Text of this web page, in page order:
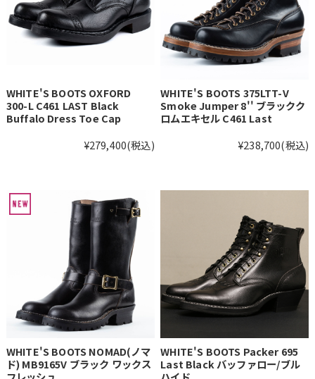
WHITE'S BOOTS OXFORD
300-L C461 LAST Black
Buffalo Dress Toe Cap
¥279,400(税込)
WHITE'S BOOTS 375LTT-V
Smoke Jumper 8'' ブラックク
ロムエキセル C461 Last
¥238,700(税込)
WHITE'S BOOTS NOMAD(ノマ
ド) MB9165V ブラック ワックス
WHITE'S BOOTS Packer 695
Last Black バッファロー/ブル